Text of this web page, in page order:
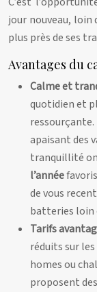
jour nouveau, loin
plus près de ses
Avantages du
Calme et
quotidien et
apaisant des
tranquillité
l’année
de vous
batteries loin
Tarifs
réduits sur
homes ou
proposent